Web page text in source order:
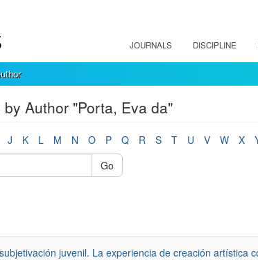
JOURNALS DISCIPLINE
Author "Porta, Eva da"
J K L M N O P Q R S T U V W X
Go
juvenil. La experiencia de creación artística